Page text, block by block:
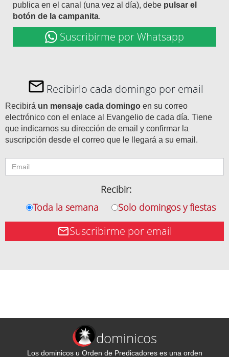
publica en el canal (una vez al día), debe pulsar el
botón de la campanita.
Suscribirme por Whatsapp
Recibirlo cada domingo por email
Recibirá un mensaje cada domingo en su correo
electrónico con el enlace al Evangelio de cada día. Tiene
que indicarnos su dirección de email y confirmar la
suscripción desde el correo que le llegará a su email.
Recibir:
Toda la semana
Solo domingos y fiestas
Suscribirme por email
dominicos
Los dominicos u Orden de Predicadores es una orden